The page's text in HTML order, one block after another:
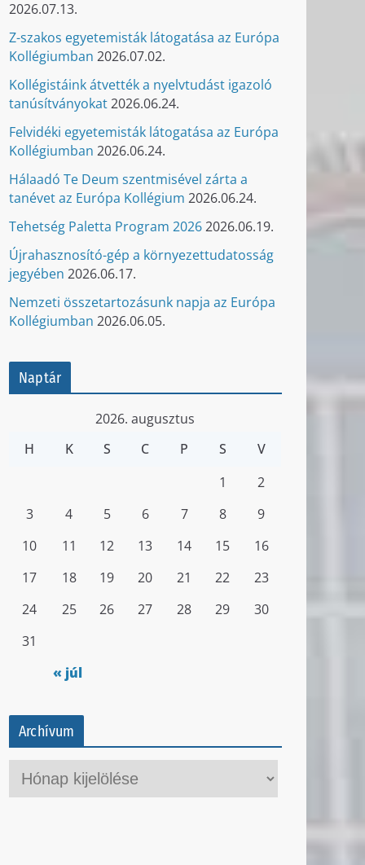
2026.07.13.
Z-szakos egyetemisták látogatása az Európa
Kollégiumban 2026.07.02.
Kollégistáink átvették a nyelvtudást igazoló
tanúsítványokat2026.06.24.
Felvidéki egyetemisták látogatása az Európa
Kollégiumban 2026.06.24.
Hálaadó Te Deum szentmisével zárta a
tanévet az Európa Kollégium 2026.06.24.
Tehetség Paletta Program 20262026.06.19.
Újrahasznosító-gép a környezettudatosság
jegyében 2026.06.17.
Nemzeti összetartozásunk napja az Európa
Kollégiumban 2026.06.05.
Naptár
2026. augusztus
H
K S C P S V
« júl
1
2
3
4 5 6 7 8
9
10
11 12 13 14 15
16
17
18 19 20 21 22
23
24
25 26 27 28 29
30
31
Archívum
r